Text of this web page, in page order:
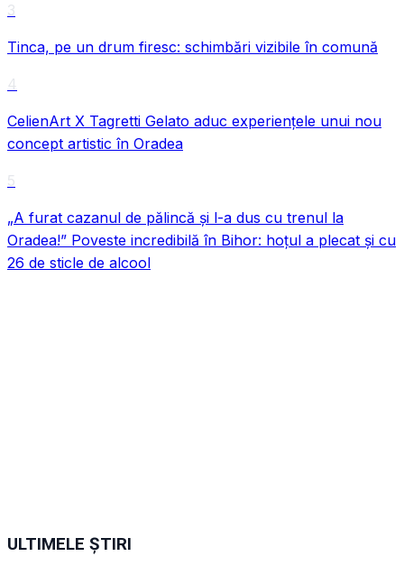
3
Tinca, pe un drum firesc: schimbări vizibile în comună
4
CelienArt X Tagretti Gelato aduc experiențele unui nou
concept artistic în Oradea
5
„A furat cazanul de pălincă și l-a dus cu trenul la
Oradea!” Poveste incredibilă în Bihor: hoțul a plecat și cu
26 de sticle de alcool
ULTIMELE ȘTIRI